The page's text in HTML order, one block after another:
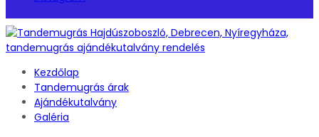
Kezdőlap
Tandemugrás árak
Ajándékutalvány
Galéria